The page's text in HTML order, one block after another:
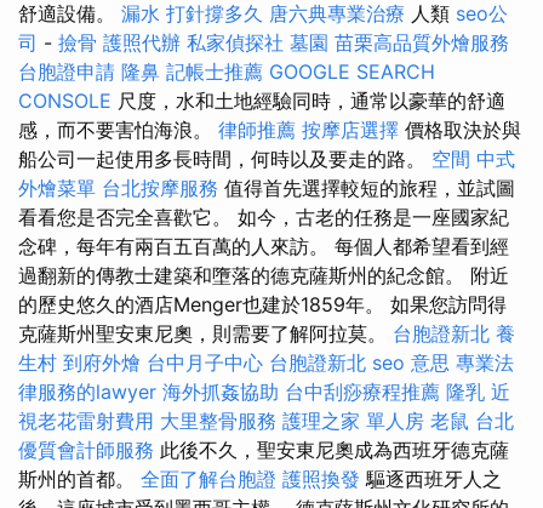
舒適設備。 漏水 打針撐多久 唐六典專業治療 人類 seo公
司 - 撿骨 護照代辦 私家偵探社 墓園 苗栗高品質外燴服務
台胞證申請 隆鼻 記帳士推薦 GOOGLE SEARCH
CONSOLE 尺度，水和土地經驗同時，通常以豪華的舒適
感，而不要害怕海浪。 律師推薦 按摩店選擇 價格取決於與
船公司一起使用多長時間，何時以及要走的路。 空間 中式
外燴菜單 台北按摩服務 值得首先選擇較短的旅程，並試圖
看看您是否完全喜歡它。 如今，古老的任務是一座國家紀
念碑，每年有兩百五百萬的人來訪。 每個人都希望看到經
過翻新的傳教士建築和墮落的德克薩斯州的紀念館。 附近
的歷史悠久的酒店Menger也建於1859年。 如果您訪問得
克薩斯州聖安東尼奧，則需要了解阿拉莫。 台胞證新北 養
生村 到府外燴 台中月子中心 台胞證新北 seo 意思 專業法
律服務的lawyer 海外抓姦協助 台中刮痧療程推薦 隆乳 近
視老花雷射費用 大里整骨服務 護理之家 單人房 老鼠 台北
優質會計師服務 此後不久，聖安東尼奧成為西班牙德克薩
斯州的首都。 全面了解台胞證 護照換發 驅逐西班牙人之